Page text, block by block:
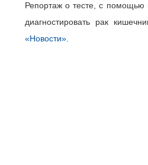
Репортаж о тесте, с помощью
диагностировать рак
«Новости»